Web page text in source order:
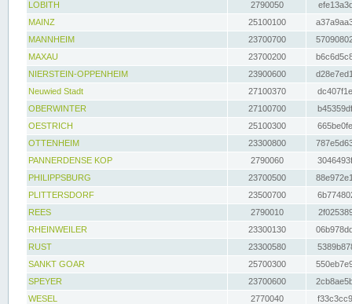
LOBITH
2790050
MAINZ
25100100
MANNHEIM
23700700
MAXAU
23700200
NIERSTEIN-OPPENHEIM
23900600
Neuwied Stadt
27100370
OBERWINTER
27100700
OESTRICH
25100300
OTTENHEIM
23300800
PANNERDENSE KOP
2790060
PHILIPPSBURG
23700500
PLITTERSDORF
23500700
REES
2790010
RHEINWEILER
23300130
RUST
23300580
SANKT GOAR
25700300
SPEYER
23700600
WESEL
2770040